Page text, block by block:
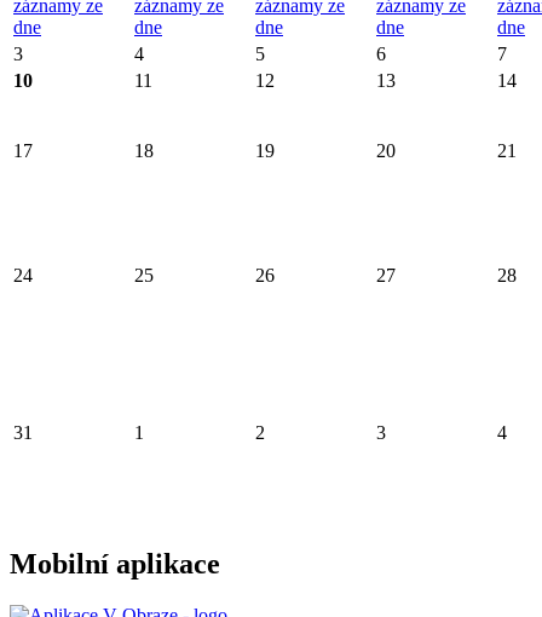
záznamy ze
dne
záznamy ze
dne
záznamy ze
dne
záznamy ze
dne
dne
3
4 5 6
7
10
11 12 13 14
17 18 19 20 21
24 25 26 27 28
31 1 2 3 4
Mobilní aplikace